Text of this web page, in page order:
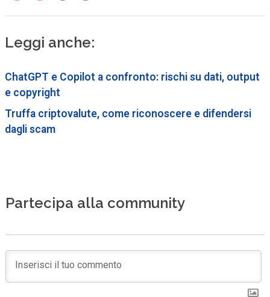
Leggi anche:
ChatGPT e Copilot a confronto: rischi su dati, output
e copyright
Truffa criptovalute, come riconoscere e difendersi
dagli scam
Partecipa alla community